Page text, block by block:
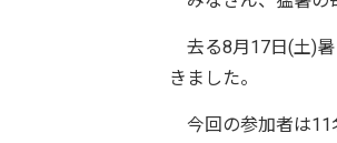
去る8月17日(土)暑
きました。
今回の参加者は11